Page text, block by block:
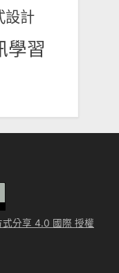
設計
學習
分享 4.0 國際 授權